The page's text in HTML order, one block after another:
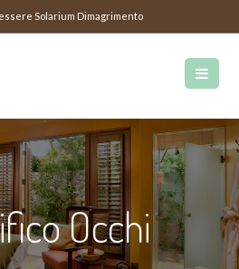
Solarium Dimagrimento
Occhi